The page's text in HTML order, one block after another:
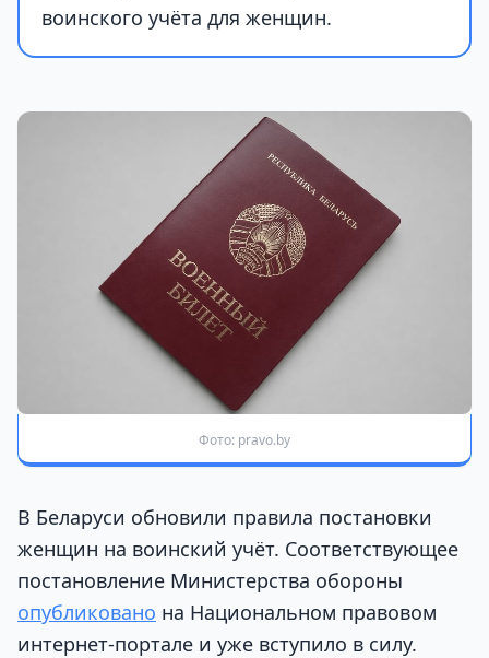
воинского учёта для женщин.
Фото: pravo.by
В Беларуси обновили правила постановки
женщин на воинский учёт. Соответствующее
постановление Министерства обороны
опубликовано на Национальном правовом
интернет-портале и уже вступило в силу.